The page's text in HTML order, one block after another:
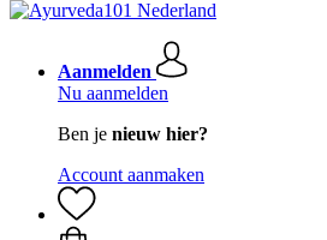
Aanmelden
Nu aanmelden
Ben je nieuw hier?
Account aanmaken